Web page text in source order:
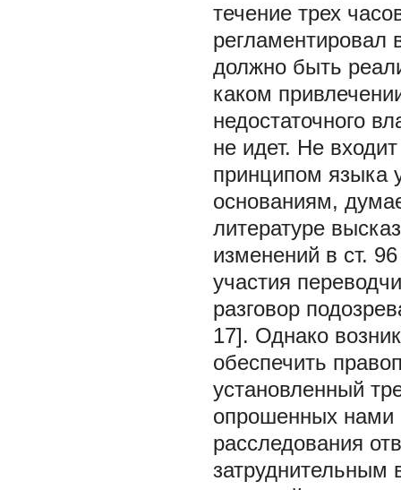
течение трех
регламентировал
должно быть
каком
недостаточного
не идет. Не
принципом языка
основаниям,
литературе
изменений в ст.
участия
разговор
17]. Однако
обеспечить
установленный
опрошенных нами
расследования
затруднительным